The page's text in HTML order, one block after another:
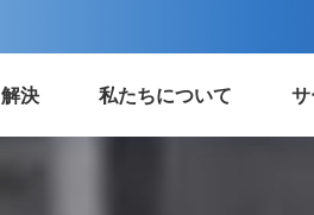
解決 私たちについて